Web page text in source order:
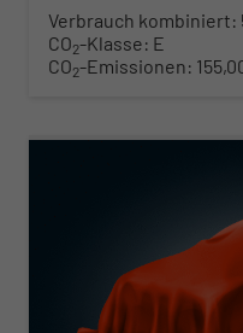
Verbrauch kombiniert:
CO2-Klasse: E
CO2-Emissionen: